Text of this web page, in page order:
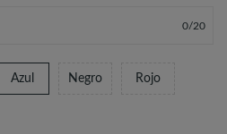
0/20
Azul Negro Rojo